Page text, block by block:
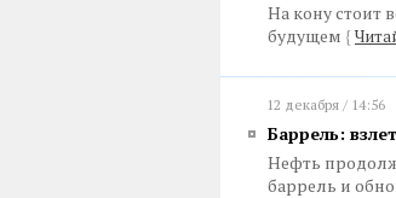
На кону стоит
будущем {
12 декабря / 14:56
Баррель:
Нефть
баррель и